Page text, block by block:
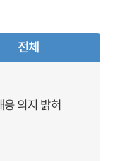
전체
응 의지 밝혀